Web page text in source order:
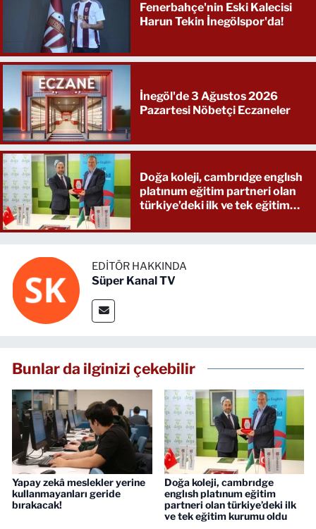
Fenerbahçe'nin Eski Kalecisi
Harun Tekin İnegölspor'da!
İnegöl'de 3 Ağustos 2026
Pazartesi Nöbetçi Eczaneler
Doğa koleji, cambrıdge englısh
platınum eğitim partneri olan
türkiye’deki ilk ve tek eğitim
EDITÖR HAKKINDA
Süper Kanal TV
Bunlar da ilginizi çekebilir
Yapay zekâ meslekler yerine
kullanmayanları geride
bırakacak!
Doğa koleji, cambrıdge
englısh platınum eğitim
partneri olan türkiye’deki ilk
ve tek eğitim kurumu oldu